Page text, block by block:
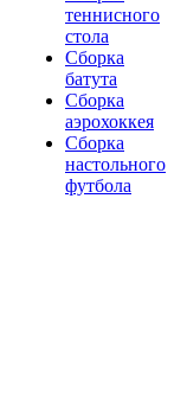
теннисного
стола
Сборка
батута
Сборка
аэрохоккея
Сборка
настольного
футбола